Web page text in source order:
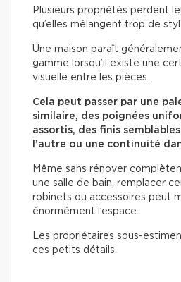
Plusieurs propriétés perdent
qu’elles mélangent trop de
Une maison paraît
gamme lorsqu’il existe une
visuelle entre les pièces.
Cela peut passer par une
similaire, des poignées
assortis, des finis semblables
l’autre ou une continuité
Même sans rénover
une salle de bain, remplacer
robinets ou accessoires peut
énormément l’espace.
Les propriétaires sous-
ces petits détails.